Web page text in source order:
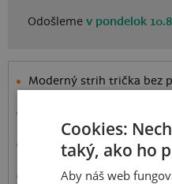
Odošlemev pondelok
Moderný strih trička bez
príjemná na dotyk.
Látka má o niečo vyššiu
je žiadna tenká handra.
Michal na videu má
Cookies:
taký, ako ho
Aby náš web